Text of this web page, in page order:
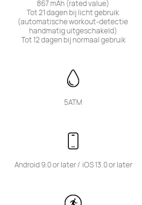
867 mAh (rated value)
Tot 21 dagen bij licht gebruik
(automatische workout-detectie
handmatig uitgeschakeld)
Tot 12 dagen bij normaal gebruik
5ATM
Android 9.0 or later /	iOS 13.0 or later